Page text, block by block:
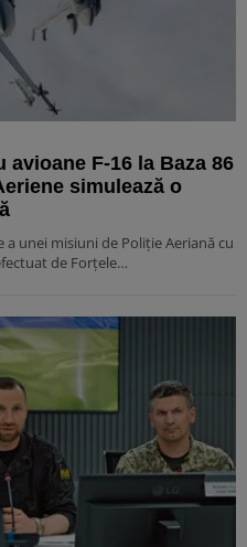
F-16 la Baza 86
simulează o
unei misiuni de Poliție Aeriană cu
de Forțele…